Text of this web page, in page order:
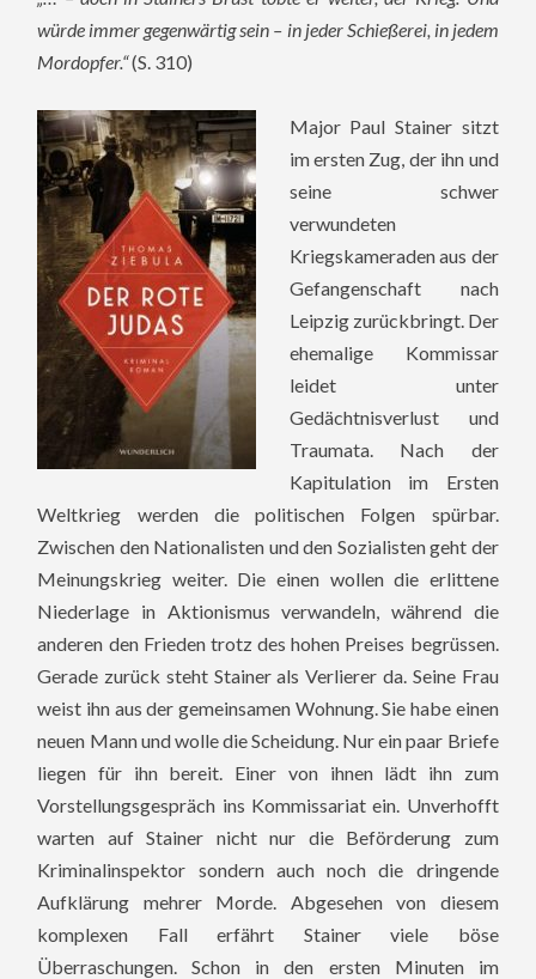
würde immer gegenwärtig sein – in jeder Schießerei, in jedem
Mordopfer.“(S. 310)
Major Paul Stainer sitzt
im ersten Zug, der ihn und
seine schwer
verwundeten
Kriegskameraden aus der
Gefangenschaft nach
Leipzig zurückbringt. Der
ehemalige Kommissar
leidet unter
Gedächtnisverlust und
Traumata. Nach der
Kapitulation im Ersten
Weltkrieg werden die politischen Folgen spürbar.
Zwischen den Nationalisten und den Sozialisten geht der
Meinungskrieg weiter. Die einen wollen die erlittene
Niederlage in Aktionismus verwandeln, während die
anderen den Frieden trotz des hohen Preises begrüssen.
Gerade zurück steht Stainer als Verlierer da. Seine Frau
weist ihn aus der gemeinsamen Wohnung. Sie habe einen
neuen Mann und wolle die Scheidung. Nur ein paar Briefe
liegen für ihn bereit. Einer von ihnen lädt ihn zum
Vorstellungsgespräch ins Kommissariat ein. Unverhofft
warten auf Stainer nicht nur die Beförderung zum
Kriminalinspektor sondern auch noch die dringende
Aufklärung mehrer Morde. Abgesehen von diesem
komplexen Fall erfährt Stainer viele böse
Überraschungen. Schon in den ersten Minuten im